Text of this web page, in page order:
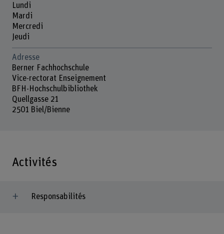
Lundi
Mardi
Mercredi
Jeudi
Adresse
Berner Fachhochschule
Vice-rectorat Enseignement
BFH-Hochschulbibliothek
Quellgasse 21
2501 Biel/Bienne
Activités
Responsabilités